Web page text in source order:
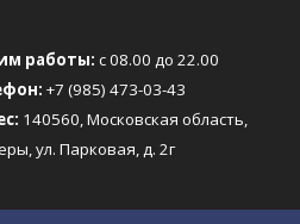
работы: с 08.00 до 22.00
+7 (985) 473-03-43
140560, Московская область,
ул. Парковая, д. 2г